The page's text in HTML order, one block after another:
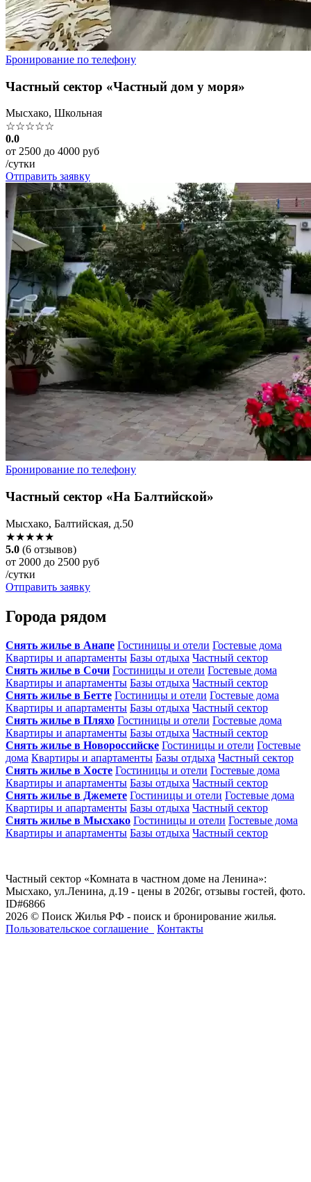
Бронирование по телефону
Частный сектор «Частный дом у моря»
Мысхако, Школьная
☆☆☆☆☆
0.0
от 2500 до 4000 руб
/сутки
Отправить заявку
Бронирование по телефону
Частный сектор «На Балтийской»
Мысхако, Балтийская, д.50
★★★★★
5.0 (6 отзывов)
от 2000 до 2500 руб
/сутки
Отправить заявку
Города рядом
Снять жилье в Анапе Гостиницы и отели Гостевые дома
Квартиры и апартаменты Базы отдыха Частный сектор
Снять жилье в Сочи Гостиницы и отели Гостевые дома
Квартиры и апартаменты Базы отдыха Частный сектор
Снять жилье в Бетте Гостиницы и отели Гостевые дома
Квартиры и апартаменты Базы отдыха Частный сектор
Снять жилье в Пляхо Гостиницы и отели Гостевые дома
Квартиры и апартаменты Базы отдыха Частный сектор
Снять жилье в Новороссийске Гостиницы и отели Гостевые
дома Квартиры и апартаменты Базы отдыха Частный сектор
Снять жилье в Хосте Гостиницы и отели Гостевые дома
Квартиры и апартаменты Базы отдыха Частный сектор
Снять жилье в Джемете Гостиницы и отели Гостевые дома
Квартиры и апартаменты Базы отдыха Частный сектор
Снять жилье в Мысхако Гостиницы и отели Гостевые дома
Квартиры и апартаменты Базы отдыха Частный сектор
Частный сектор «Комната в частном доме на Ленина»:
Мысхако, ул.Ленина, д.19 - цены в 2026г, отзывы гостей, фото.
ID#6866
2026 © Поиск Жилья РФ - поиск и бронирование жилья.
Пользовательское соглашение
Контакты